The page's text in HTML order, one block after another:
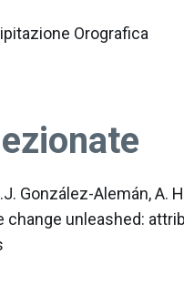
Orografica
González-Alemán, A.
change unleashed: